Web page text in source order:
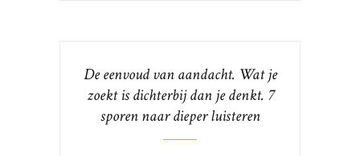
De eenvoud van aandacht. Wat je
zoekt is dichterbij dan je denkt. 7
sporen naar dieper luisteren